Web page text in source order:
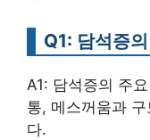
Q1: 담석증
A1: 담석증의 주
통, 메스꺼움과
다.